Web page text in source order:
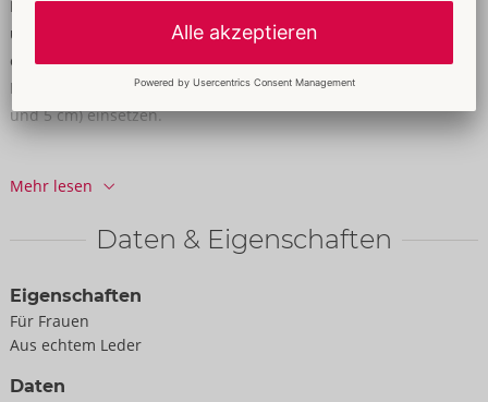
Der Strap-on-String ist universell benutzbar mit vielen Dildos
und Vibratoren, die einen Saug- oder Standfuß besitzen. Dazu
einfach die Druckknöpfe in der Front öffnen und einen
Dildo/Vibrator mithilfe der beiden Frontringe (Innen-Ø 4 cm
und 5 cm) einsetzen.
Dildo/Vibrator nicht im Lieferumfang enthalten.
Mehr lesen
Daten & Eigenschaften
Eigenschaften
Für Frauen
Aus echtem Leder
Daten